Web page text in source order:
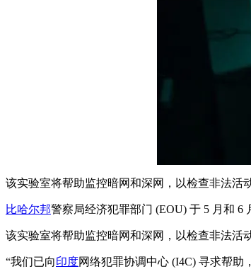
该实验室将帮助监控暗网和深网，以检查非法活
比哈尔邦警察局经济犯罪部门 (EOU) 于 5 月和
该实验室将帮助监控暗网和深网，以检查非法活
“我们已向印度网络犯罪协调中心 (I4C) 寻求帮